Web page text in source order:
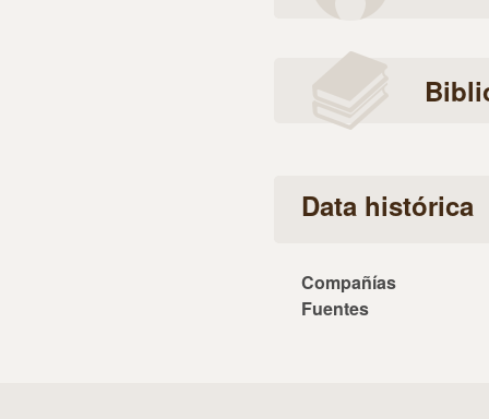
Data histórica
Compañías
Fuentes